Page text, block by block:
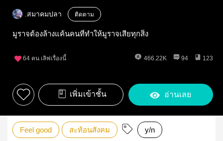
.สมาคมปลา ติดตาม
มูราจต้องล้างแค้นคนที่ทำให้มูราจเสียทุกสิ่ง
64 คน เลิฟเรื่องนี้ 466.22K 94 123
เพิ่มเข้าชั้น อ่านเลย
Feel good สะท้อนสังคม y/n